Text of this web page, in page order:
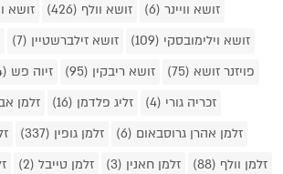
זושא וויינר (6)
זושא וולף (426)
זושא
זושא וילימובסקי (109)
זושא זילברשטיין (7)
פויזנר זושא (75)
זושא ריבקין (95) זיוה פש (4)
זכריה גורי (4)
זליג פלדמן (16)
זלמן
זלמן אהרן גרוסבאום (6)
זלמן גופין (337)
זלמן וולף (88)
זלמן חאנין (3) זלמן טייבל (2)